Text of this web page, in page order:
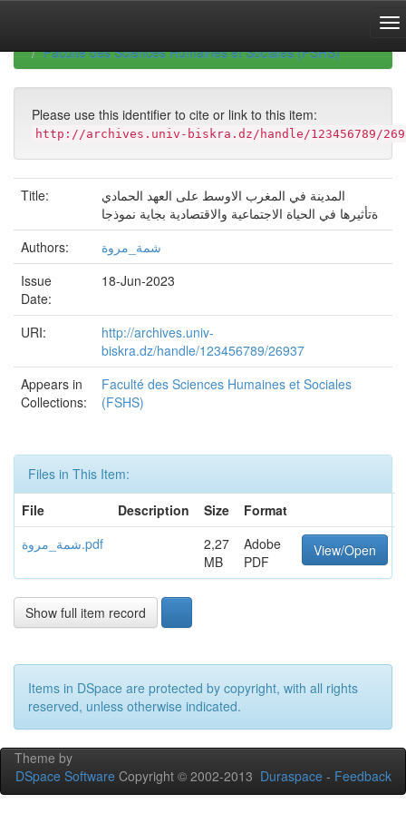
Faculté des Sciences Humaines et Sociales (FSHS)
Please use this identifier to cite or link to this item:
http://archives.univ-biskra.dz/handle/123456789/
Title:
المدينة في المغرب الاوسط على العهد الحمادي
ةتأثيرها في الحياة الاجتماعية والاقتصادية بجاية نموذجا
Authors:
شمة_مروة
Issue
Date:
18-Jun-2023
URI:
http://archives.univ-
biskra.dz/handle/123456789/26937
Appears in
Collections:
Faculté des Sciences Humaines et Sociales
(FSHS)
Files in This Item:
File
Description Size
Format
شمة_مروة.pdf
2,27
MB
Adobe
PDF
View/Open
Show full item record
Items in DSpace are protected by copyright, with all rights
reserved, unless otherwise indicated.
Theme by
DSpace Software Copyright © 2002-2013 Duraspace - Feedback